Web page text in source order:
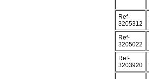
Ref-
3205312
Ref-
3205022
Ref-
3203920